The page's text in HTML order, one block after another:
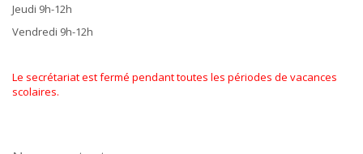
Jeudi 9h-12h
Vendredi 9h-12h
Le secrétariat est fermé pendant toutes les périodes de vacances
scolaires.